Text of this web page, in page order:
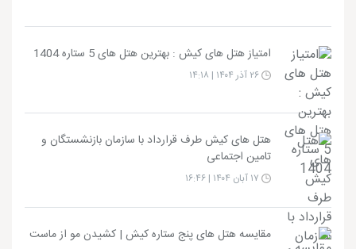
امتیاز هتل های کیش : بهترین هتل های 5 ستاره 1404
هتل های کیش طرف قرارداد با سازمان بازنشستگان و
تامین اجتماعی
مقایسه هتل های پنج ستاره کیش | کشیدن مو از ماست